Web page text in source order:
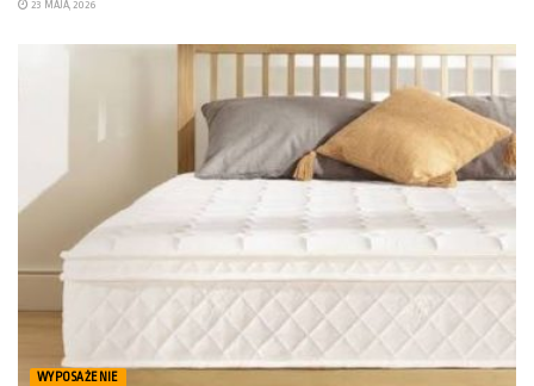
23 MAJA, 2026
WYPOSAŻENIE